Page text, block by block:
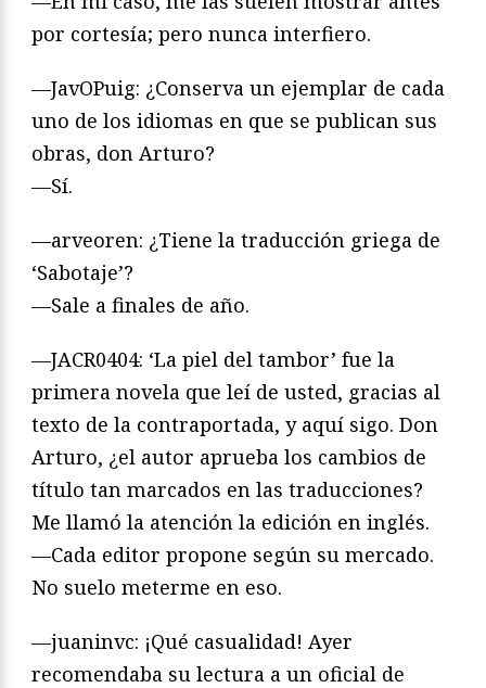
por cortesía; pero nunca interfiero.
—JavOPuig: ¿Conserva un ejemplar de cada
uno de los idiomas en que se publican sus
obras, don Arturo?
—Sí.
—arveoren: ¿Tiene la traducción griega de
‘Sabotaje’?
—Sale a finales de año.
—JACR0404: ‘La piel del tambor’ fue la
primera novela que leí de usted, gracias al
texto de la contraportada, y aquí sigo. Don
Arturo, ¿el autor aprueba los cambios de
título tan marcados en las traducciones?
Me llamó la atención la edición en inglés.
—Cada editor propone según su mercado.
No suelo meterme en eso.
—juaninvc: ¡Qué casualidad! Ayer
recomendaba su lectura a un oficial de